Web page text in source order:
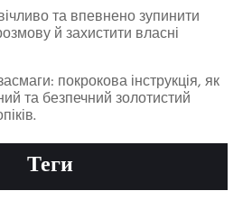
та впевнено зупинити
й захистити власні
покрокова інструкція, як
та безпечний золотистий
Теги